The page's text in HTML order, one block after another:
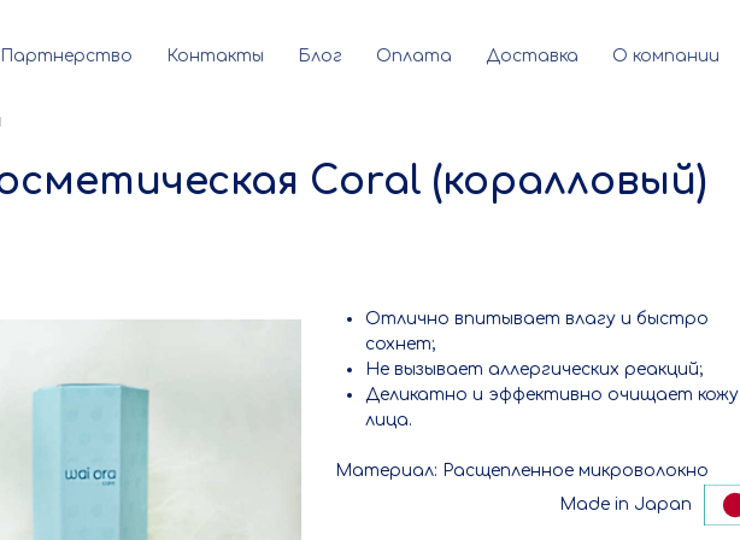
Партнерство Контакты Блог Оплата Доставка О компании
Coral (коралловый)
Отлично впитывает влагу и быстро
сохнет;
Не вызывает аллергических реакций;
Деликатно и эффективно очищает кожу
лица.
Материал: Расщепленное микроволокно
Made in Japan